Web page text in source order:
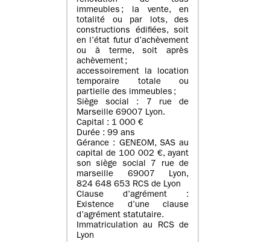
immeubles ; la vente, en
totalité ou par lots, des
constructions édifiées, soit
en l’état futur d’achèvement
ou à terme, soit après
achèvement ;
accessoirement la location
temporaire totale ou
partielle des immeubles ;
Siège social : 7 rue de
Marseille 69007 Lyon.
Capital : 1 000 €
Durée : 99 ans
Gérance : GENEOM, SAS au
capital de 100 002 €, ayant
son siège social 7 rue de
marseille 69007 Lyon,
824 648 653 RCS de Lyon
Clause d’agrément :
Existence d’une clause
d’agrément statutaire.
Immatriculation au RCS de
Lyon